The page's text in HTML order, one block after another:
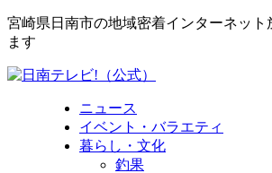
宮崎県日南市の地域密着インターネット
ます
ニュース
イベント・バラエティ
暮らし・文化
釣果